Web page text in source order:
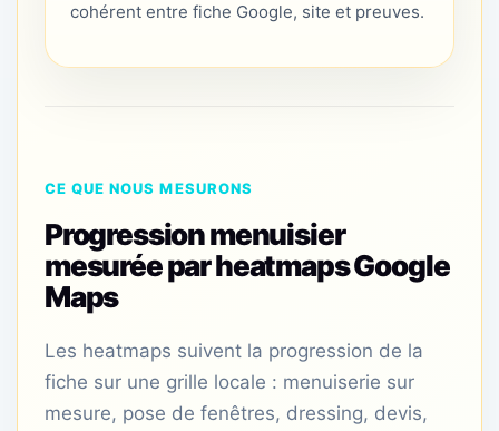
cohérent entre fiche Google, site et preuves.
CE QUE NOUS MESURONS
Progression menuisier
mesurée par heatmaps Google
Maps
Les heatmaps suivent la progression de la
fiche sur une grille locale : menuiserie sur
mesure, pose de fenêtres, dressing, devis,